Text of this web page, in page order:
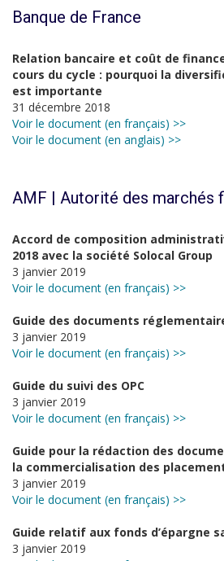
Banque de France
Relation bancaire et coût de
cours du cycle : pourquoi la
est importante
31 décembre 2018
Voir le document (en français) >>
Voir le document (en anglais) >>
AMF | Autorité des marchés
Accord de composition
2018 avec la société Solocal Group
3 janvier 2019
Voir le document (en français) >>
Guide des documents
3 janvier 2019
Voir le document (en français) >>
Guide du suivi des OPC
3 janvier 2019
Voir le document (en français) >>
Guide pour la rédaction des
la commercialisation des
3 janvier 2019
Voir le document (en français) >>
Guide relatif aux fonds d’épargne
3 janvier 2019